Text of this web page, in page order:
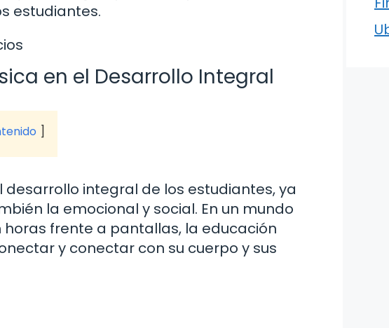
estudiantes.
en el Desarrollo Integral
integral de los estudiantes, ya
la emocional y social. En un mundo
frente a pantallas, la educación
y conectar con su cuerpo y sus